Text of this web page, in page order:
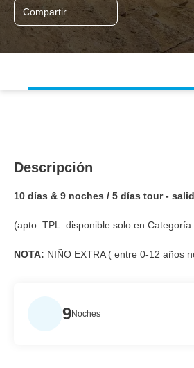
Compartir
Descripción
10 días & 9 noches / 5 días tour -
(apto. TPL. disponible solo en
NOTA: NIÑO EXTRA ( entre 0-12 años
9Noches